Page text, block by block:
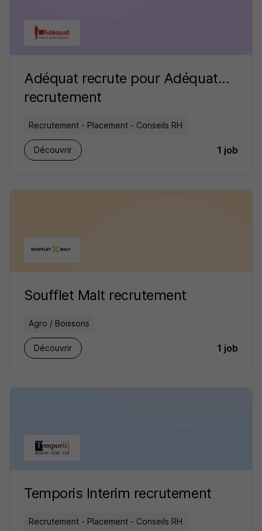
Adéquat recrute pour Adéquat...
recrutement
Recrutement - Placement - Conseils RH
Découvrir 1 job
Soufflet Malt recrutement
Agro / Boissons
Découvrir 1 job
Temporis Interim recrutement
Recrutement - Placement - Conseils RH